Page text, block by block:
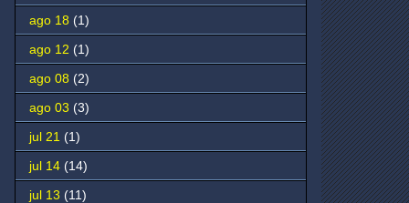
ago 18 (1)
ago 12 (1)
ago 08 (2)
ago 03 (3)
jul 21 (1)
jul 14 (14)
jul 13 (11)